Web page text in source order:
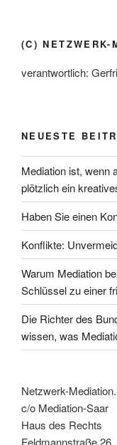
(C) NETZWERK-
verantwortlich:
NEUESTE
Mediation ist, wenn
plötzlich ein
Haben Sie einen
Konflikte:
Warum Mediation
Schlüssel zu einer
Die Richter des
wissen, was
Netzwerk-
c/o Mediation-Saar
Haus des Rechts
Feldmannstraße 26